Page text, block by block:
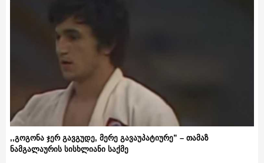
,,გოგონა ჯერ გავგუდე, მერე გავაუპატიურე” – თამაზ
ნამგალაურის სისხლიანი საქმე